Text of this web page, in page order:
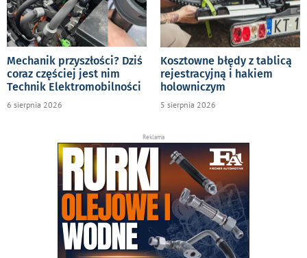
Mechanik przyszłości? Dziś
coraz częściej jest nim
Technik Elektromobilności
6 sierpnia 2026
Kosztowne błędy z tablicą
rejestracyjną i hakiem
holowniczym
5 sierpnia 2026
Reklama